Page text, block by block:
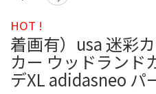
HOT !
着画有）usa 迷彩
カー ウッドランド
デXL adidasneo パ